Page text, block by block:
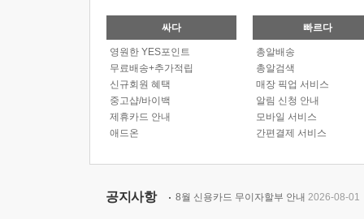
싸다
영원한 YES포인트
무료배송+추가적립
신규회원 혜택
중고샵/바이백
제휴카드 안내
애드온
빠르다
총알배송
총알검색
매장 픽업 서비스
알림 신청 안내
모바일 서비스
간편결제 서비스
공지사항 8월 신용카드 무이자할부 안내 2026-08-01